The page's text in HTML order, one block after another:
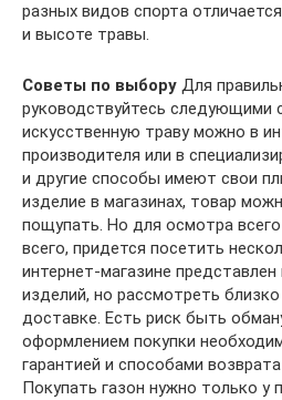
разных видов спорта
и высоте травы.
Советы по выбору Для
руководствуйтесь следующими
искусственную траву можно в
производителя или в
и другие способы имеют свои
изделие в магазинах, товар
пощупать. Но для осмотра
всего, придется посетить
интернет-магазине
изделий, но рассмотреть
доставке. Есть риск быть
оформлением покупки
гарантией и способами
Покупать газон нужно только у